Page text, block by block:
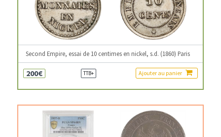
Second Empire, essai de 10 centimes en nickel, s.d. (1860) Paris
200€ TTB+ Ajouter au panier